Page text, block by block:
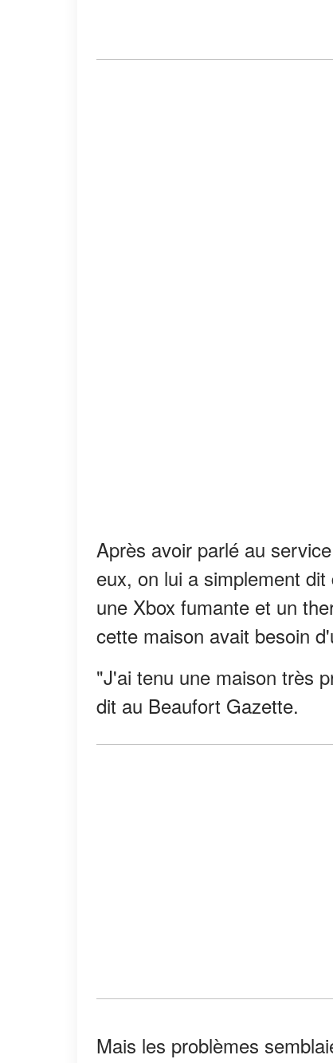
Après avoir parlé au
eux, on lui a simplement
une Xbox fumante et un
cette maison avait besoin
"J'ai tenu une maison très
dit au Beaufort Gazette.
Mais les problèmes